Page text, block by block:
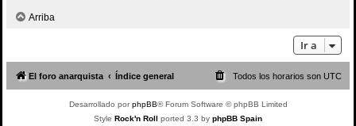
Arriba
Ir a
El foro anarquista Índice general Todos los horarios son UTC
Desarrollado porphpBB® Forum Software © phpBB Limited
Style Rock'n Roll ported 3.3 by phpBB Spain